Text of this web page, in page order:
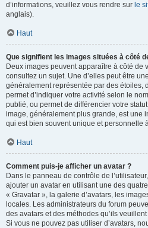
d’informations, veuillez vous rendre sur le
anglais).
Haut
Que signifient les images situées à côté
Deux images peuvent apparaître à côté de
consultez un sujet. Une d’elles peut être
généralement représentée par des étoiles,
permet d’indiquer votre activité selon le
publié, ou permet de différencier votre
image, généralement plus grande, est une
qui est bien souvent unique et personnelle
Haut
Comment puis-je afficher un avatar ?
Dans le panneau de contrôle de
ajouter un avatar en utilisant une des
« Gravatar », la galerie d’avatars, les
locales. Les administrateurs du forum
des avatars et des méthodes qu’ils
Si vous ne pouvez pas utiliser d’avatars,